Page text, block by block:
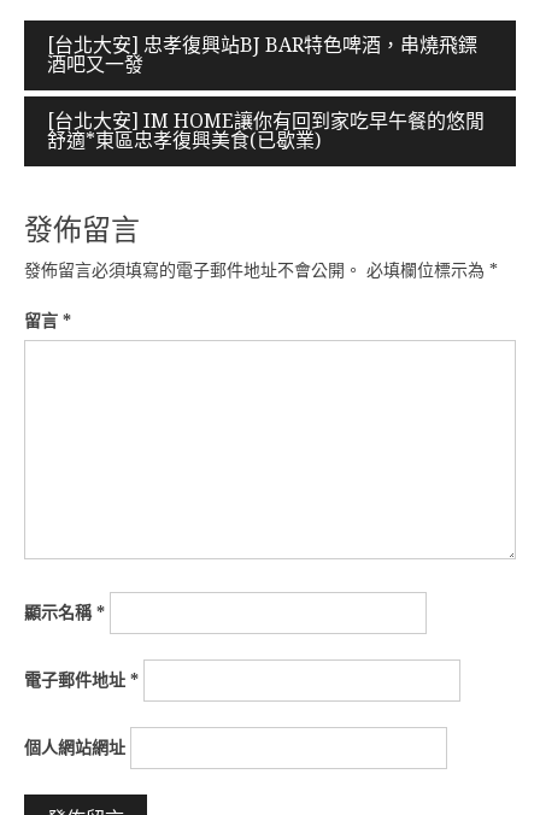
文
章
導
覽
[台北大安] 忠孝復興站BJ BAR特色啤酒，串燒飛鏢
酒吧又一發
[台北大安] IM HOME讓你有回到家吃早午餐的悠閒
舒適*東區忠孝復興美食(已歇業)
發佈留言
發佈留言必須填寫的電子郵件地址不會公開。 必填欄位標示為 *
留言 *
顯示名稱*
電子郵件地址 *
個人網站網址